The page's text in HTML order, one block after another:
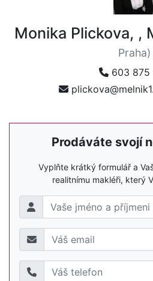
Monika Plickova, ,
Praha)
603 875
Prodáváte svojí
Vyplňte krátký formulář a
realitnímu makléři, který